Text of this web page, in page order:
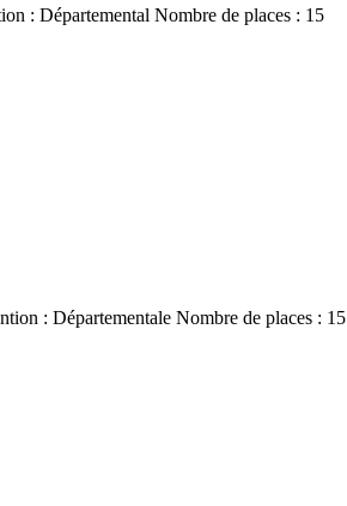
: Départemental Nombre de places : 15
: Départementale Nombre de places : 15